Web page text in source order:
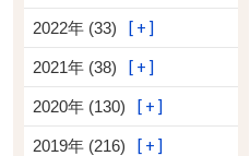
2022年 (33)
2021年 (38)
2020年 (130)
2019年 (216)